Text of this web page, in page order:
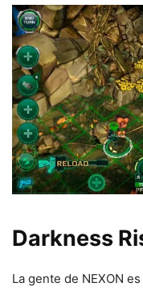
Darkness
La gente de NEXON